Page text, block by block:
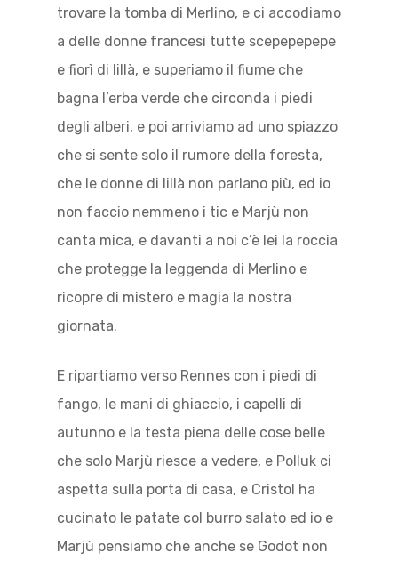
trovare la tomba di Merlino, e ci accodiamo
a delle donne francesi tutte scepepepepe
e fiorì di lillà, e superiamo il fiume che
bagna l’erba verde che circonda i piedi
degli alberi, e poi arriviamo ad uno spiazzo
che si sente solo il rumore della foresta,
che le donne di lillà non parlano più, ed io
non faccio nemmeno i tic e Marjù non
canta mica, e davanti a noi c’è lei la roccia
che protegge la leggenda di Merlino e
ricopre di mistero e magia la nostra
giornata.
E ripartiamo verso Rennes con i piedi di
fango, le mani di ghiaccio, i capelli di
autunno e la testa piena delle cose belle
che solo Marjù riesce a vedere, e Polluk ci
aspetta sulla porta di casa, e Cristol ha
cucinato le patate col burro salato ed io e
Marjù pensiamo che anche se Godot non